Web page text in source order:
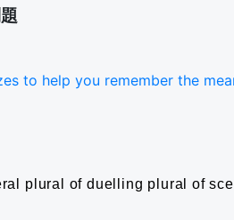
to help you remember the
plural of duelling plural of